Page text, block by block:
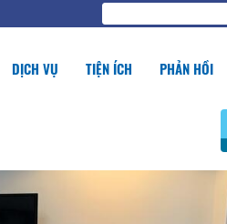
DỊCH VỤ TIỆN ÍCH PHẢN HỒI